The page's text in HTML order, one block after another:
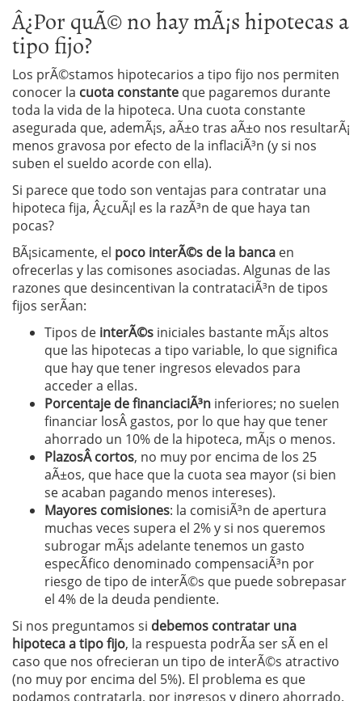
Â¿Por quÃ© no hay mÃ¡s hipotecas a
tipo fijo?
Los prÃ©stamos hipotecarios a tipo fijo nos permiten
conocer la cuota constante que pagaremos durante
toda la vida de la hipoteca. Una cuota constante
asegurada que, ademÃ¡s, aÃ±o tras aÃ±o nos resultarÃ¡
menos gravosa por efecto de la inflaciÃ³n (y si nos
suben el sueldo acorde con ella).
Si parece que todo son ventajas para contratar una
hipoteca fija, Â¿cuÃ¡l es la razÃ³n de que haya tan
pocas?
BÃ¡sicamente, el poco interÃ©s de la banca en
ofrecerlas y las comisones asociadas. Algunas de las
razones que desincentivan la contrataciÃ³n de tipos
fijos serÃ­an:
Tipos de interÃ©s iniciales bastante mÃ¡s altos
que las hipotecas a tipo variable, lo que significa
que hay que tener ingresos elevados para
acceder a ellas.
Porcentaje de financiaciÃ³n inferiores; no suelen
financiar losÂ gastos, por lo que hay que tener
ahorrado un 10% de la hipoteca, mÃ¡s o menos.
PlazosÂ cortos, no muy por encima de los 25
aÃ±os, que hace que la cuota sea mayor (si bien
se acaban pagando menos intereses).
Mayores comisiones: la comisiÃ³n de apertura
muchas veces supera el 2% y si nos queremos
subrogar mÃ¡s adelante tenemos un gasto
especÃ­fico denominado compensaciÃ³n por
riesgo de tipo de interÃ©s que puede sobrepasar
el 4% de la deuda pendiente.
Si nos preguntamos si debemos contratar una
hipoteca a tipo fijo, la respuesta podrÃ­a ser sÃ­ en el
caso que nos ofrecieran un tipo de interÃ©s atractivo
(no muy por encima del 5%). El problema es que
podamos contratarla, por ingresos y dinero ahorrado.